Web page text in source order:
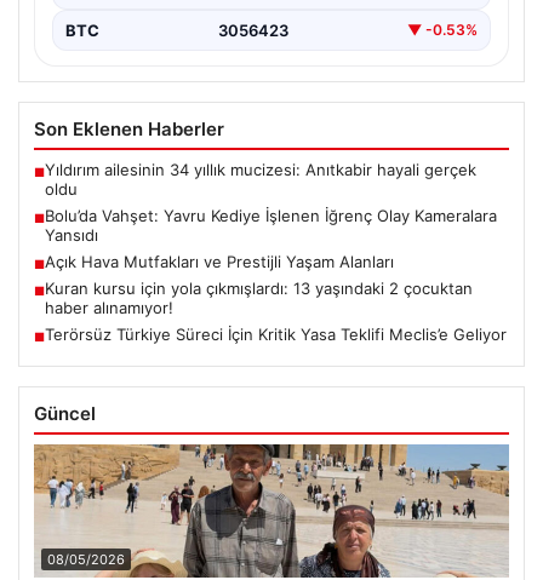
BTC 3056423 ▼ -0.53%
Son Eklenen Haberler
■Yıldırım ailesinin 34 yıllık mucizesi: Anıtkabir hayali gerçek
oldu
■Bolu’da Vahşet: Yavru Kediye İşlenen İğrenç Olay Kameralara
Yansıdı
■Açık Hava Mutfakları ve Prestijli Yaşam Alanları
■Kuran kursu için yola çıkmışlardı: 13 yaşındaki 2 çocuktan
haber alınamıyor!
■Terörsüz Türkiye Süreci İçin Kritik Yasa Teklifi Meclis’e Geliyor
Güncel
08/05/2026